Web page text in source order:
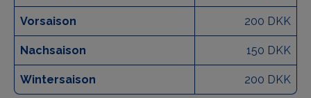
Vorsaison 200 DKK
Nachsaison 150 DKK
Wintersaison 200 DKK